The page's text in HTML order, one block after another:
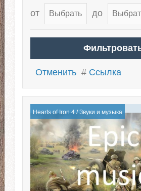
от
до
Отменить # Ссылка
Hearts of Iron 4/Звуки и музыка